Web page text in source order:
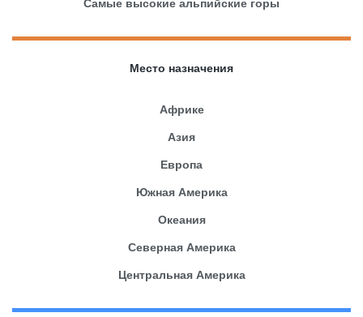
Самые высокие альпийские горы
Место назначения
Африке
Азия
Европа
Южная Америка
Океания
Северная Америка
Центральная Америка